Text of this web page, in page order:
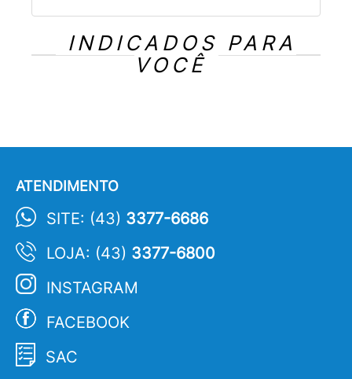
INDICADOS PARA
VOCÊ
ATENDIMENTO
SITE: (43) 3377-6686
LOJA: (43) 3377-6800
INSTAGRAM
FACEBOOK
SAC